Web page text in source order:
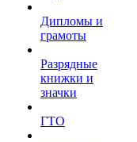
Дипломы и
грамоты
Разрядные
книжки и
значки
ГТО